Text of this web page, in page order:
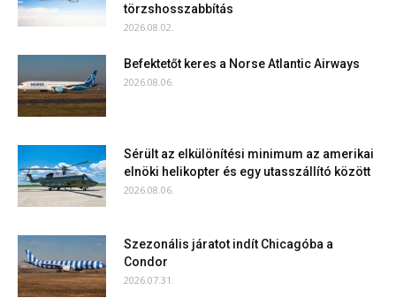
törzshosszabbítás
2026.08.02.
Befektetőt keres a Norse Atlantic Airways
2026.08.06.
Sérült az elkülönítési minimum az amerikai
elnöki helikopter és egy utasszállító között
2026.08.06.
Szezonális járatot indít Chicagóba a
Condor
2026.07.31.